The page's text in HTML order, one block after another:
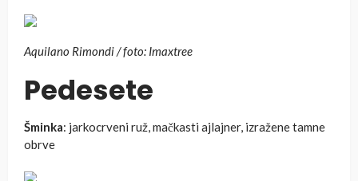
Aquilano Rimondi / foto: Imaxtree
Pedesete
Šminka: jarkocrveni ruž, mačkasti ajlajner, izražene tamne
obrve